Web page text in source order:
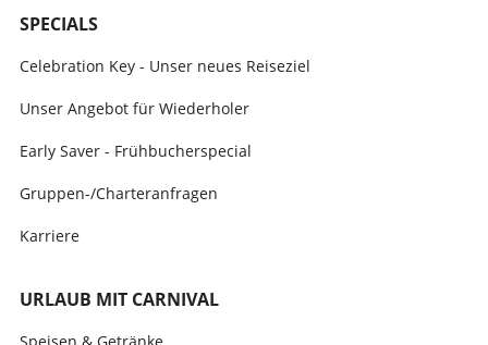
SPECIALS
Celebration Key - Unser neues Reiseziel
Unser Angebot für Wiederholer
Early Saver - Frühbucherspecial
Gruppen-/Charteranfragen
Karriere
URLAUB MIT CARNIVAL